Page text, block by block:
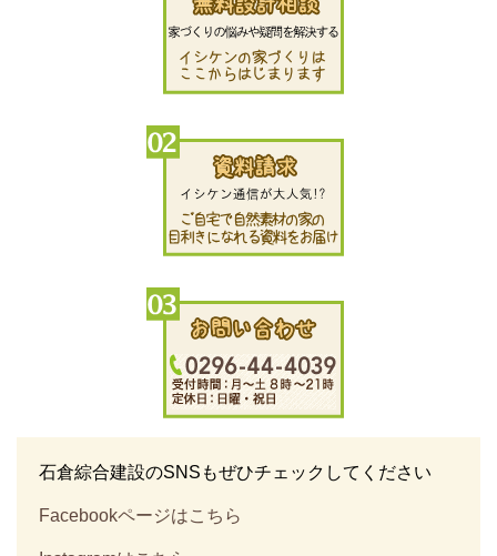
石倉綜合建設のSNSもぜひチェックしてください
Facebookページはこちら